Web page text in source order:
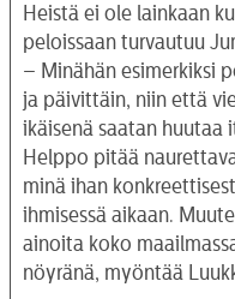
Heistä ei ole lainkaan
peloissaan turvautuu
– Minähän esimerkiksi
ja päivittäin, niin että
ikäisenä saatan huutaa
Helppo pitää
minä ihan
ihmisessä aikaan.
ainoita koko
nöyränä, myöntää